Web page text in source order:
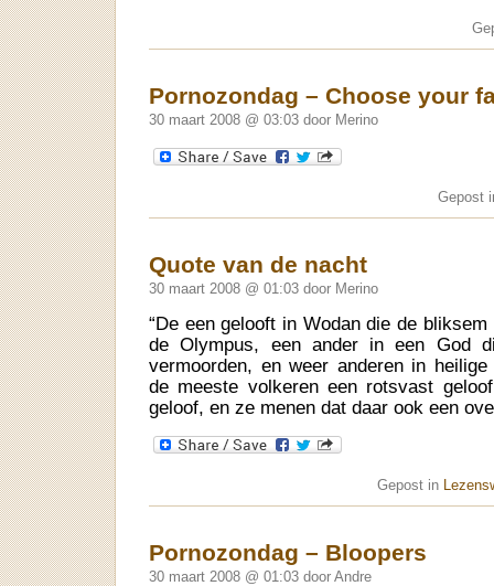
Pornozondag – Choose your
30 maart 2008 @ 03:03 door Merino
Gepost
Quote van de nacht
30 maart 2008 @ 01:03 door Merino
“De een gelooft in Wodan die de
de Olympus, een ander in een God
vermoorden, en weer anderen in
de meeste volkeren een rotsvast
geloof, en ze menen dat daar ook een
Gepost in
Pornozondag – Bloopers
30 maart 2008 @ 01:03 door Andre